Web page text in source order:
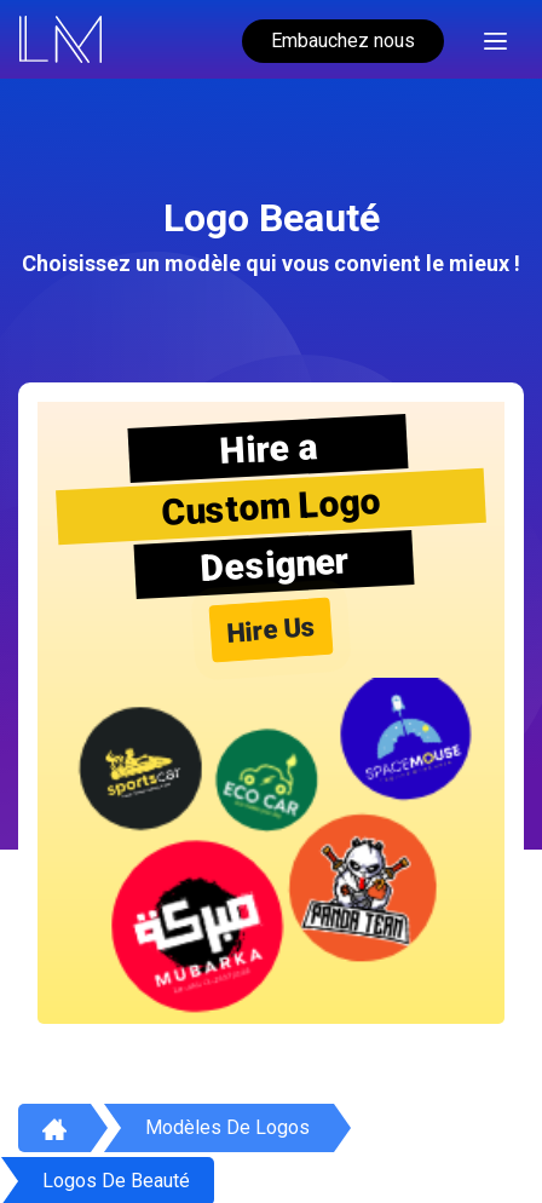
Embauchez nous
Logo Beauté
Choisissez un modèle qui vous convient le mieux !
Hire a
Custom Logo
Designer
Hire Us
Modèles De Logos
Logos De Beauté